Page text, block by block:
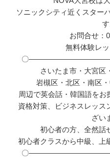
ソニックシティ近くスター
す
お問合せ：
無料体験レ
〇
さいたま市・大宮区
岩槻区・北区・南区
周辺で英会話・韓国語を
資格対策、ビジネスレッス
ざい
初心者の方、全然話
初心者クラスから中級、上
〇